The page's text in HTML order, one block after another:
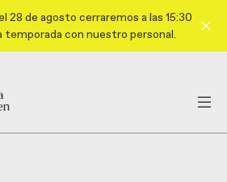
28 de agosto cerraremos a las 15:30
temporada con nuestro personal.